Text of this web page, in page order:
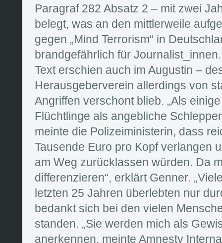
Paragraf 282 Absatz 2 – mit zwei
belegt, was an den mittlerweile
gegen „Mind Terrorism“ in
brandgefährlich für
Text erschien auch im Augustin –
Herausgeberverein allerdings von
Angriffen verschont blieb. „Als
Flüchtlinge als angebliche
meinte die Polizeiministerin, dass
Tausende Euro pro Kopf verlangen
am Weg zurücklassen würden. Da
differenzieren“, erklärt Genner.
letzten 25 Jahren überlebten nur
bedankt sich bei den vielen
standen. „Sie werden mich als
anerkennen, meinte Amnesty